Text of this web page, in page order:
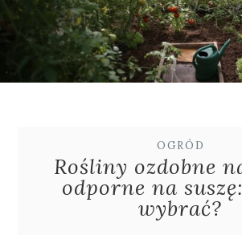
OGRÓD
Rośliny ozdobne
odporne na
wybrać?